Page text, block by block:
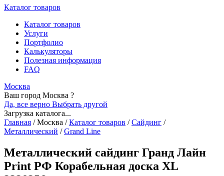
Каталог товаров
Каталог товаров
Услуги
Портфолио
Калькуляторы
Полезная информация
FAQ
Москва
Ваш город Москва ?
Да, все верно Выбрать другой
Загрузка каталога...
Главная /Москва / Каталог товаров / Сайдинг /
Металлический / Grand Line
Металлический сайдинг Гранд Лайн
Print РФ Корабельная доска XL